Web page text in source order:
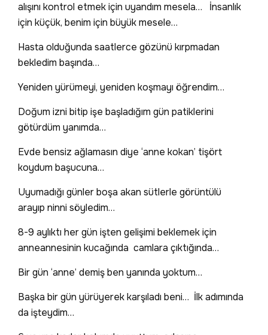
alışını kontrol etmek için uyandım mesela… İnsanlık
için küçük, benim için büyük mesele…
Hasta olduğunda saatlerce gözünü kırpmadan
bekledim başında…
Yeniden yürümeyi, yeniden koşmayı öğrendim…
Doğum izni bitip işe başladığım gün patiklerini
götürdüm yanımda…
Evde bensiz ağlamasın diye ‘anne kokan’ tişört
koydum başucuna…
Uyumadığı günler boşa akan sütlerle görüntülü
arayıp ninni söyledim…
8-9 aylıktı her gün işten gelişimi beklemek için
anneannesinin kucağında camlara çıktığında…
Bir gün ‘anne’ demiş ben yanında yoktum…
Başka bir gün yürüyerek karşıladı beni… İlk adımında
da işteydim…